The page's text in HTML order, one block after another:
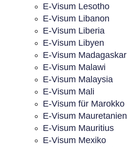
E-Visum Lesotho
E-Visum Libanon
E-Visum Liberia
E-Visum Libyen
E-Visum Madagaskar
E-Visum Malawi
E-Visum Malaysia
E-Visum Mali
E-Visum für Marokko
E-Visum Mauretanien
E-Visum Mauritius
E-Visum Mexiko